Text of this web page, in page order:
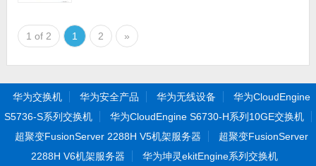
1 of 2 1 2 »
华为交换机 华为安全产品 华为无线设备
华为CloudEngine
S5736-S系列交换机
华为CloudEngine S6730-H系列10GE交换机
超聚变FusionServer 2288H V5机架服务器
超聚变FusionServer
2288H V6机架服务器
华为坤灵ekitEngine系列交换机